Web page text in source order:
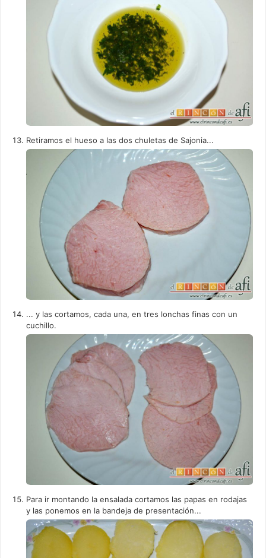
Retiramos el hueso a las dos chuletas de Sajonia...
... y las cortamos, cada una, en tres lonchas finas con un
cuchillo.
Para ir montando la ensalada cortamos las papas en rodajas
y las ponemos en la bandeja de presentación...